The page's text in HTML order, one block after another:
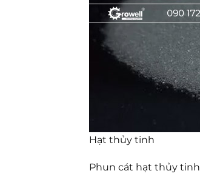
Hạt thủy tinh
Phun cát hạt thủy tinh